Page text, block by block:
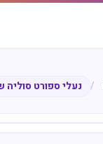
/ נעלי ספורט